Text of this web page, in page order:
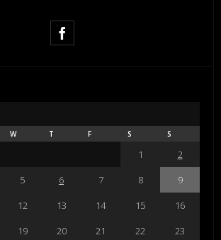
W T F S S
1
2
5 6 7 8
9
12 13 14 15
16
19 20 21 22
23